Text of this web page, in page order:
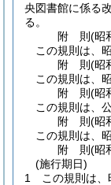
央図書館に係る
る。
附 則(昭
この規則は、
附 則(昭
この規則は、
附 則(昭
この規則は、
附 則(昭
この規則は、
附 則(昭
(施行期日)
1
この規則は、